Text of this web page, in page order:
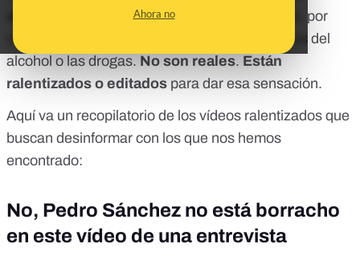
Ahora no
señalar a personalidades políticas
. En ellos, por
como hablan, parece que estén bajo los efectos del
alcohol o las drogas. No son reales. Están
ralentizados o editados para dar esa sensación.
Aquí va un recopilatorio de los vídeos ralentizados que
buscan desinformar con los que nos hemos
encontrado:
No, Pedro Sánchez no está borracho
en este vídeo de una entrevista